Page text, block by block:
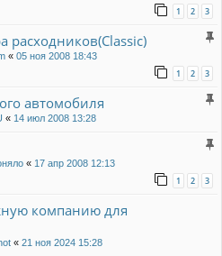
1 2 3
расходников(Classic)
« 05 ноя 2008 18:43
1 2 3
автомобиля
« 14 июл 2008 13:28
« 17 апр 2008 12:13
1 2 3
компанию для
« 21 ноя 2024 15:28